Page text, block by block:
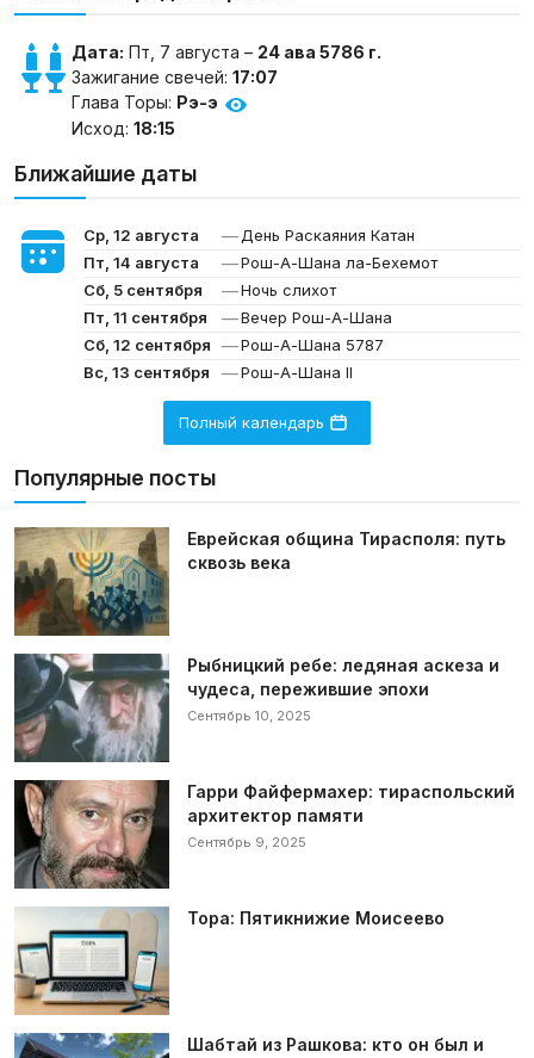
Дата: Пт, 7 августа – 24 ава 5786 г.
Зажигание свечей: 17:07
Глава Торы: Рэ-э
Исход: 18:15
Ближайшие даты
Ср, 12 августа — День Раскаяния Катан
Пт, 14 августа
—Рош-А-Шана ла-Бехемот
Сб, 5 сентября
—Ночь слихот
Пт, 11 сентября
—Вечер Рош-А-Шана
Сб, 12 сентября
—Рош-А-Шана 5787
Вс, 13 сентября
—Рош-А-Шана II
Полный календарь
Популярные посты
Еврейская община Тирасполя: путь
сквозь века
Рыбницкий ребе: ледяная аскеза и
чудеса, пережившие эпохи
Сентябрь 10, 2025
Гарри Файфермахер: тираспольский
архитектор памяти
Сентябрь 9, 2025
Тора: Пятикнижие Моисеево
Шабтай из Рашкова: кто он был и